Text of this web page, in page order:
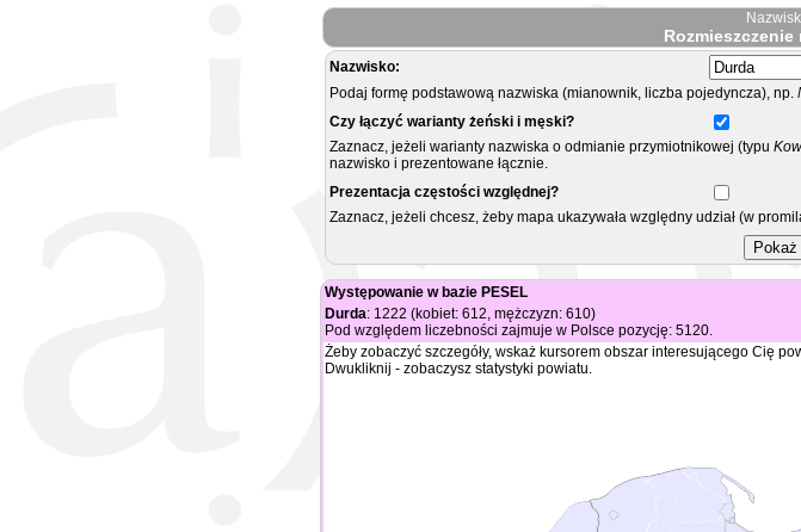
Nazwisko:
Podaj formę podstawową nazwiska (mianownik, liczba pojedyncza), np.
Czy łączyć warianty żeński i męski?
Zaznacz, jeżeli warianty nazwiska o odmianie przymiotnikowej (typu
nazwisko i prezentowane łącznie.
Prezentacja częstości względnej?
Zaznacz, jeżeli chcesz, żeby mapa ukazywała względny udział (w
Występowanie w bazie PESEL
Durda: 1222 (kobiet: 612, mężczyzn: 610)
Pod względem liczebności zajmuje w Polsce pozycję: 5120.
Żeby zobaczyć szczegóły, wskaż kursorem obszar interesującego Cię
Dwukliknij - zobaczysz statystyki powiatu.